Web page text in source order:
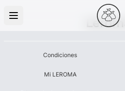
Leroma
Condiciones
Mi LEROMA